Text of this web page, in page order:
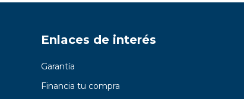
Enlaces de interés
Garantía
Financia tu compra